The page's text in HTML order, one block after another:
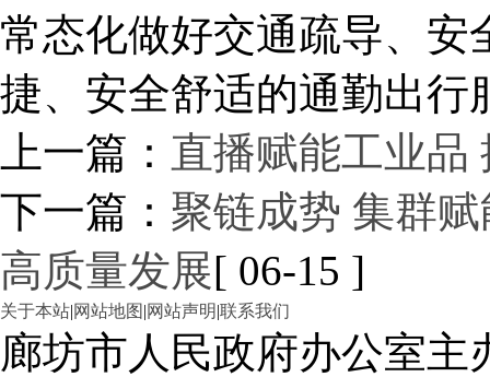
常态化做好交通疏导、安
捷、安全舒适的通勤出行
上一篇： 直播赋能工业品
下一篇： 聚链成势 集群
高质量发展[ 06-15 ]
关于本站|网站地图 |网站声明|联系我们
廊坊市人民政府办公室